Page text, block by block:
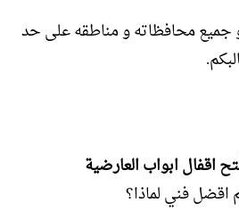
محافظاته و مناطقه على حد
اقفال ابواب العارضية
اقضل فني لماذا؟